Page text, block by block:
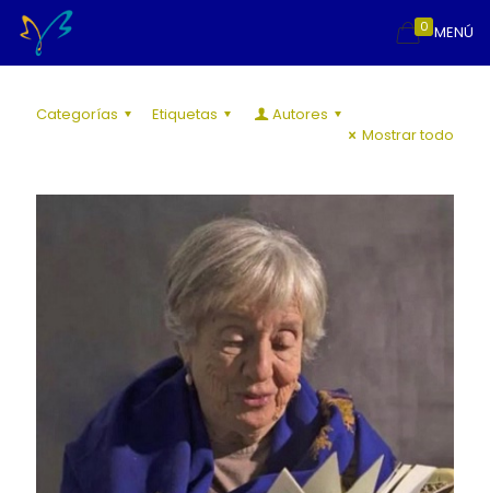
MENÚ
0
Categorías Etiquetas
Autores
Mostrar todo